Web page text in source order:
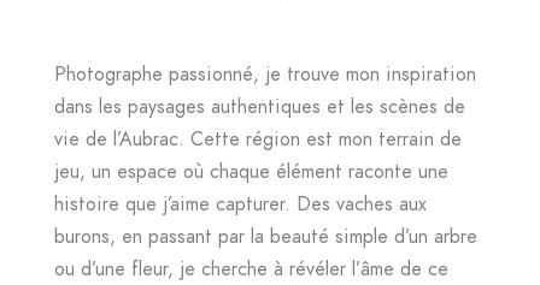
Photographe passionné, je trouve mon inspiration
dans les paysages authentiques et les scènes de
vie de l’Aubrac. Cette région est mon terrain de
jeu, un espace où chaque élément raconte une
histoire que j’aime capturer. Des vaches aux
burons, en passant par la beauté simple d’un arbre
ou d’une fleur, je cherche à révéler l’âme de ce